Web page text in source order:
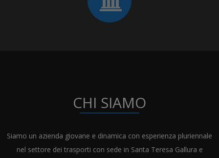
CHI SIAMO
Siamo un azienda giovane e dinamica con esperienza pluriennale
nel settore dei trasporti con sede in Santa Teresa Gallura e